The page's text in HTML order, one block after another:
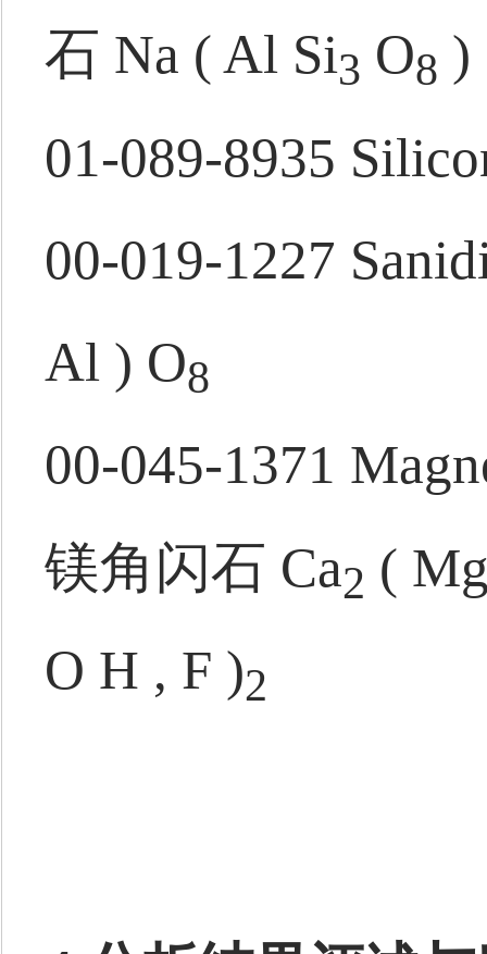
石 Na ( Al Si3 O8 )
01-089-8935
00-019-1227
Al ) O8
00-045-1371
镁角闪石 Ca2 (
O H , F )2